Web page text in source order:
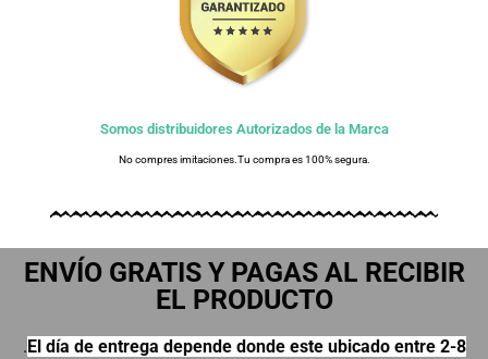
Somos distribuidores Autorizados de la Marca
No compres imitaciones.Tu compra es 100% segura.
ENVÍO GRATIS Y PAGAS AL RECIBIR
EL PRODUCTO
.El día de entrega depende donde este ubicado entre 2-8